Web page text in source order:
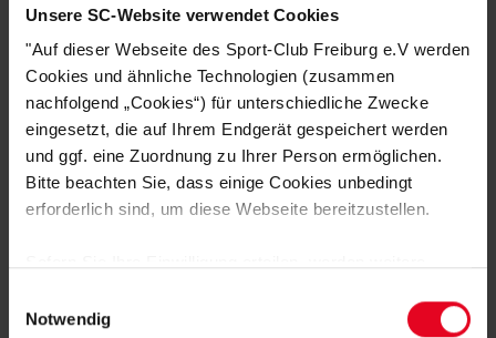
Unsere SC-Website verwendet Cookies
"Auf dieser Webseite des Sport-Club Freiburg e.V werden
Cookies und ähnliche Technologien (zusammen
nachfolgend „Cookies“) für unterschiedliche Zwecke
eingesetzt, die auf Ihrem Endgerät gespeichert werden
und ggf. eine Zuordnung zu Ihrer Person ermöglichen.
Bitte beachten Sie, dass einige Cookies unbedingt
erforderlich sind, um diese Webseite bereitzustellen.
Daten von Ihnen (z.B. persönlichen Identifikatoren oder
Notwendig
DAS KÖNNTE DIR AUCH
GEFALLEN